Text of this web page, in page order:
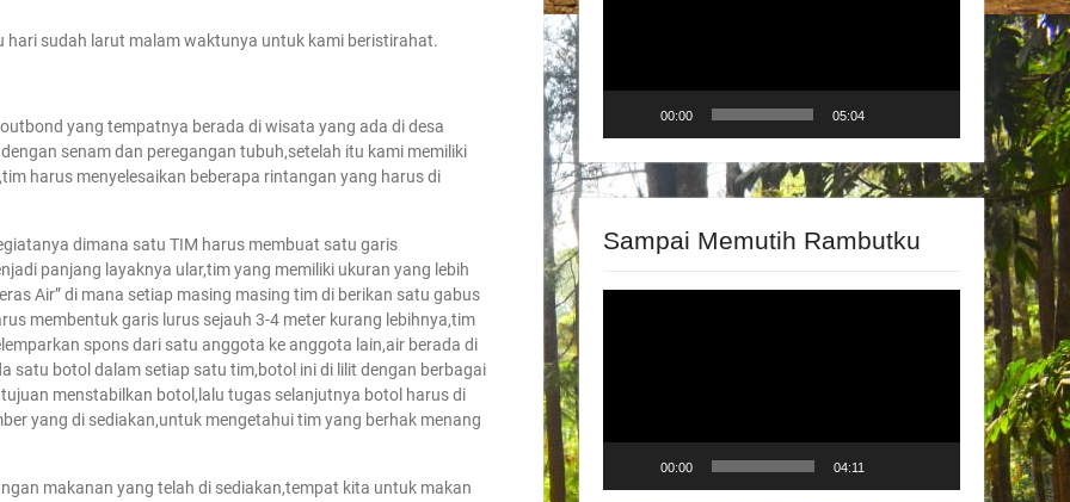
sudah larut malam waktunya untuk kami beristirahat.
yang tempatnya berada di wisata yang ada di desa
senam dan peregangan tubuh,setelah itu kami memiliki
harus menyelesaikan beberapa rintangan yang harus di
dimana satu TIM harus membuat satu garis
panjang layaknya ular,tim yang memiliki ukuran yang lebih
Air” di mana setiap masing masing tim di berikan satu gabus
membentuk garis lurus sejauh 3-4 meter kurang lebihnya,tim
spons dari satu anggota ke anggota lain,air berada di
satu botol dalam setiap satu tim,botol ini di lilit dengan berbagai
menstabilkan botol,lalu tugas selanjutnya botol harus di
yang di sediakan,untuk mengetahui tim yang berhak menang
makanan yang telah di sediakan,tempat kita untuk makan
00:00 05:04
Sampai Memutih Rambutku
00:00 04:11